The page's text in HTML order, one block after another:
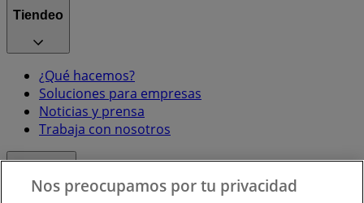
Tiendeo
¿Qué hacemos?
Soluciones para empresas
Noticias y prensa
Trabaja con nosotros
Nos preocupamos por tu privacidad